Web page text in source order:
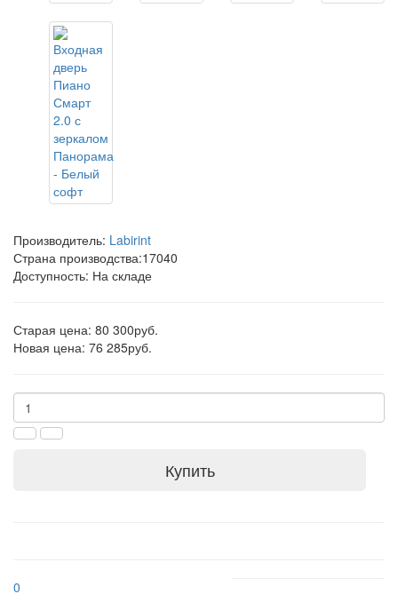
Производитель: Labirint
Страна производства:17040
Доступность: На складе
Старая цена: 80 300руб.
Новая цена: 76 285руб.
Купить
0